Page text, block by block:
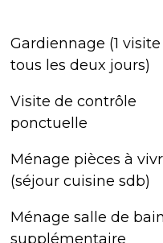
Gardiennage (1 visite
tous les deux jours)
Visite de contrôle
ponctuelle
Ménage pièces à
(séjour cuisine sdb)
Ménage salle de bain
supplémentaire